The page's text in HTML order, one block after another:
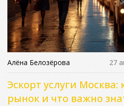
Алёна Белозёрова 27
Эскорт услуги Москва:
рынок и что важно